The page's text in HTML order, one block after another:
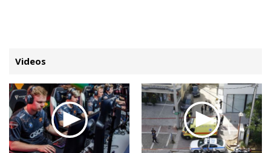
ΚΑΤΗΓΟΡΙΕΣ ΣΥΝΔΕΣΗ
Κύπρος
Παιδεία
Απόψεις
Αρθρογραφία
Videos